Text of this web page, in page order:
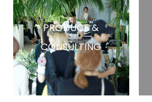
PRODUCE &
CONSULTING